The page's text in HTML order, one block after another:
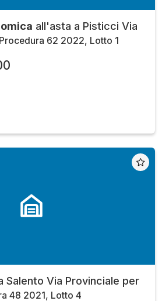
all'asta a Pisticci Via
Procedura 62 2022, Lotto 1
Salento Via Provinciale per
48 2021, Lotto 4